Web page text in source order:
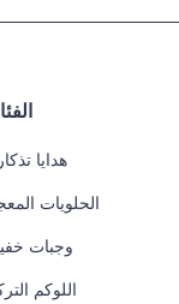
هدايا
الحلويات
وجبات
اللوكم